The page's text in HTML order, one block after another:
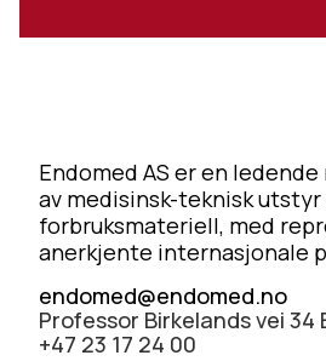
Endomed AS er en
av medisinsk-teknisk utstyr
forbruksmateriell, med
anerkjente internasjonale
endomed@endomed.no
Professor Birkelands vei 34
+47 23 17 24 00